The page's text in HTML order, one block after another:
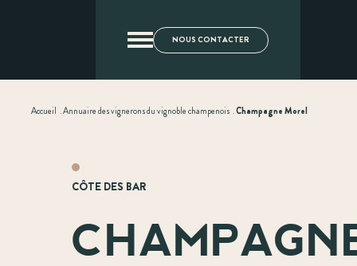
NOUS CONTACTER
Accueil .Annuaire des vignerons du vignoble champenois .Champagne Morel
CÔTE DES BAR